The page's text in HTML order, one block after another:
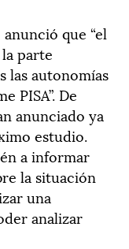
que “el
parte
las autonomías
PISA”. De
anunciado ya
estudio.
a informar
la situación
una
analizar